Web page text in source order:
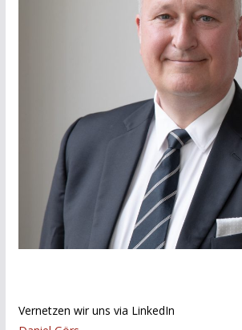
Vernetzen wir uns via LinkedIn